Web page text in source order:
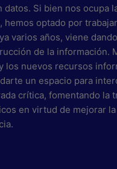
datos. Si bien nos ocupa
hemos optado por
varios años, viene
de la información.
los nuevos recursos
un espacio para
crítica, fomentando la
en virtud de mejorar